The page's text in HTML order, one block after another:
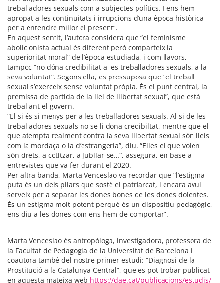
treballadores sexuals com a subjectes polítics. I ens hem
apropat a les continuitats i irrupcions d’una època històrica
per a entendre millor el present”.
En aquest sentit, l’autora considera que “el feminisme
abolicionista actual és diferent però comparteix la
superioritat moral” de l’època estudiada, i com llavors,
tampoc “no dóna credibilitat a les treballadores sexuals, a la
seva voluntat”. Segons ella, es pressuposa que “el treball
sexual s’exerceix sense voluntat pròpia. És el punt central, la
premissa de partida de la llei de llibertat sexual”, que està
treballant el govern.
“El si és si menys per a les treballadores sexuals. Al si de les
treballadores sexuals no se li dona credibiltat, mentre que el
que atempta realment contra la seva llibertat sexual són lleis
com la mordaça o la d’estrangeria”, diu. “Elles el que volen
són drets, a cotitzar, a jubilar-se…”, assegura, en base a
entrevistes que va fer durant el 2020.
Per altra banda, Marta Venceslao va recordar que “l’estigma
puta és un dels pilars que sosté el patriarcat, i encara avui
serveix per a separar les dones bones de les dones dolentes.
És un estigma molt potent perquè és un dispositiu pedagògic,
ens diu a les dones com ens hem de comportar”.
Marta Venceslao és antropòloga, investigadora, professora de
la Facultat de Pedagogia de la Universitat de Barcelona i
coautora també del nostre primer estudi: “Diagnosi de la
Prostitució a la Catalunya Central”, que es pot trobar publicat
en aquesta mateixa web https://dae.cat/publicacions/estudis/